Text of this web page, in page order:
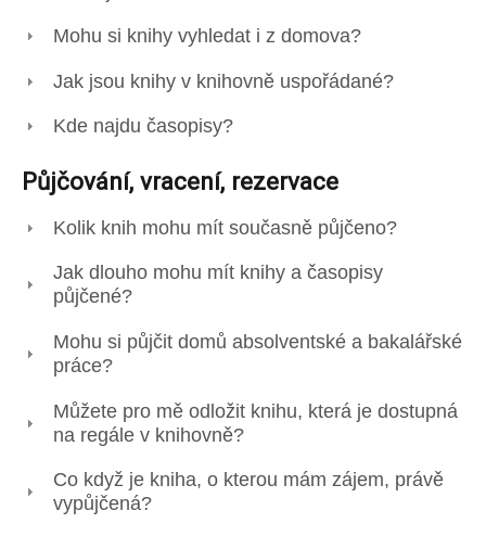
Mohu si knihy vyhledat i z domova?
Jak jsou knihy v knihovně uspořádané?
Kde najdu časopisy?
Půjčování, vracení, rezervace
Kolik knih mohu mít současně půjčeno?
Jak dlouho mohu mít knihy a časopisy
půjčené?
Mohu si půjčit domů absolventské a bakalářské
práce?
Můžete pro mě odložit knihu, která je dostupná
na regále v knihovně?
Co když je kniha, o kterou mám zájem, právě
vypůjčená?